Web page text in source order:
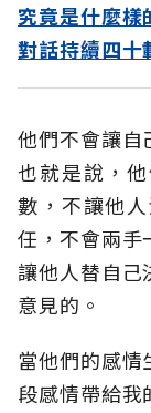
究竟是什麼樣
對話持續四十
他們不會讓自
也就是說，
數，不讓他
任，不會兩手
讓他人替自己
意見的。
當他們的感情
段感情帶給我